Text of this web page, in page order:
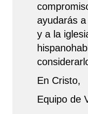
ayudarás
y a la
En Cristo,
Equipo de